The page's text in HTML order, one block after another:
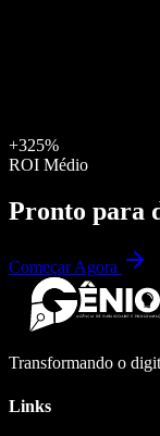
+325%
ROI Médio
Pronto para
Começar Agora
Transformando o
Links